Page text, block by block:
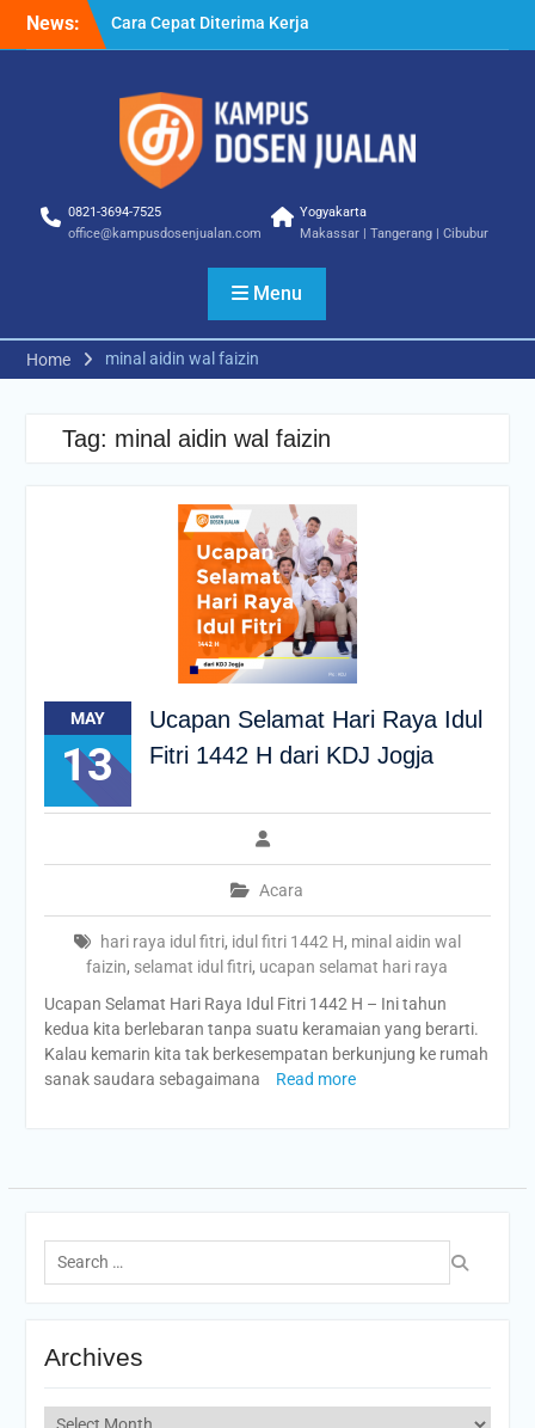
News:
Cara Cepat Diterima Kerja
– Tips Praktis yang Bisa
Cara Biar Dapat Pekerjaan
– Panduan Lengkap untuk
Pencari Kerja
Cara Dapat Pekerjaan –
Memperbesar Peluang
0821-3694-7525
office@kampusdosenjualan.com
Yogyakarta
Makassar | Tangerang | Cibubur
Menu
Home minal aidin wal faizin
Tag: minal aidin wal faizin
MAY
13
Ucapan Selamat Hari Raya Idul
Fitri 1442 H dari KDJ Jogja
Acara
hari raya idul fitri, idul fitri 1442 H, minal aidin wal
faizin, selamat idul fitri, ucapan selamat hari raya
Ucapan Selamat Hari Raya Idul Fitri 1442 H – Ini tahun
kedua kita berlebaran tanpa suatu keramaian yang berarti.
Kalau kemarin kita tak berkesempatan berkunjung ke rumah
sanak saudara sebagaimana
Read more
Search
for:
Archives
Archives